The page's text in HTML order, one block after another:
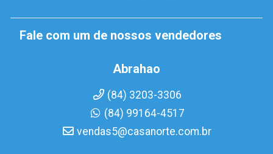
Fale com um de nossos vendedores
Abrahao
(84) 3203-3306
(84) 99164-4517
vendas5@casanorte.com.br